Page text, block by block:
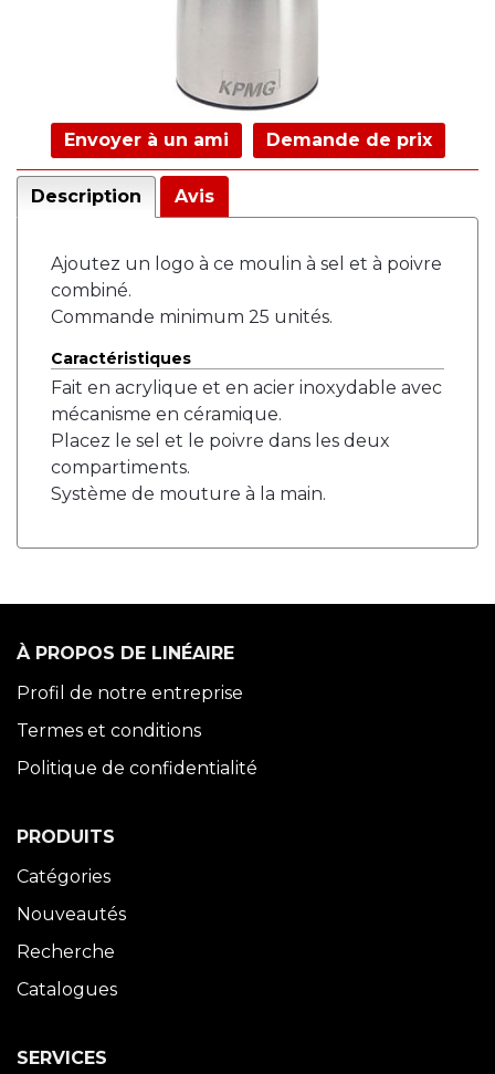
Envoyer à un ami Demande de prix
Description Avis
Ajoutez un logo à ce moulin à sel et à poivre
combiné.
Commande minimum 25 unités.
Caractéristiques
Fait en acrylique et en acier inoxydable avec
mécanisme en céramique.
Placez le sel et le poivre dans les deux
compartiments.
Système de mouture à la main.
À PROPOS DE LINÉAIRE
Profil de notre entreprise
Termes et conditions
Politique de confidentialité
PRODUITS
Catégories
Nouveautés
Recherche
Catalogues
SERVICES